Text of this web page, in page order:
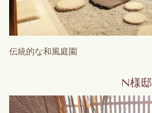
伝統的な和風庭園
N様邸